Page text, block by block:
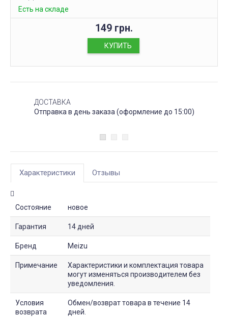
Есть на складе
149 грн.
КУПИТЬ
ДОСТАВКА
Отправка в день заказа (оформление до 15:00)
Характеристики Отзывы
Состояние новое
Гарантия 14 дней
Бренд Meizu
Примечание
Характеристики и комплектация товара
могут изменяться производителем без
уведомления.
Условия
возврата
Обмен/возврат товара в течение 14
дней.